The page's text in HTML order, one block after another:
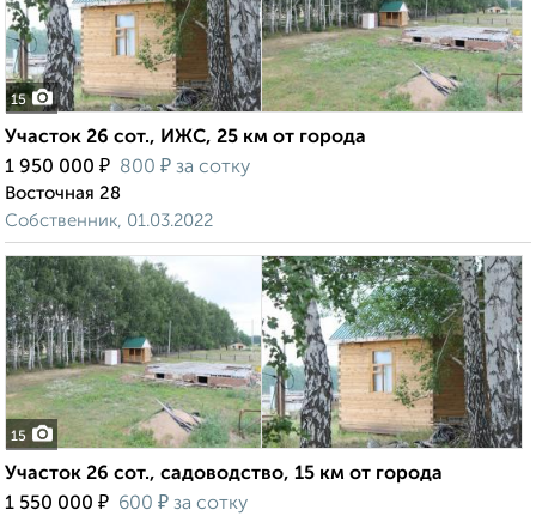
15
Участок 26 сот., ИЖС, 25 км от города
1 950 000 ₽ 800 ₽ за сотку
Восточная 28
Собственник, 01.03.2022
15
Участок 26 сот., садоводство, 15 км от города
1 550 000 ₽ 600 ₽ за сотку